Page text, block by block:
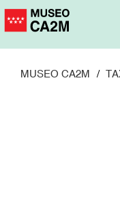
Pasar
MUSEO CA2M